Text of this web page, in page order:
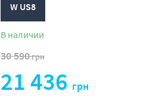
W US8
В наличии
30 590грн
21 436 грн